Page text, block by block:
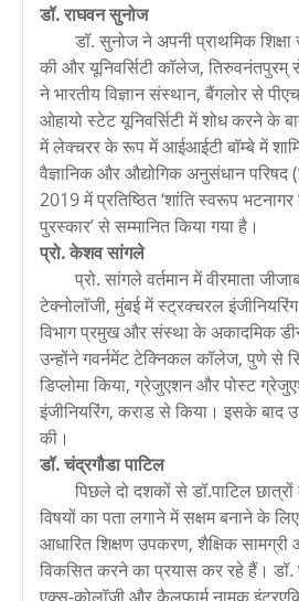
डॉ. राघवन सुनोज
डॉ. सुनोज ने अपनी प्राथमिक
की और यूनिवर्सिटी कॉलेज, तिरुवनंतपुरम्
ने भारतीय विज्ञान संस्थान, बैंगलोर से
ओहायो स्टेट यूनिवर्सिटी में शोध करने के
में लेक्चरर के रूप में आईआईटी बॉम्बे में
वैज्ञानिक और औद्योगिक अनुसंधान परिषद
2019 में प्रतिष्ठित ‘शांति स्वरूप भटनागर
पुरस्कार’ से सम्मानित किया गया है।
प्रो. केशव सांगले
प्रो. सांगले वर्तमान में वीरमाता
टेक्नोलॉजी, मुंबई में स्ट्रक्चरल
विभाग प्रमुख और संस्था के अकादमिक
उन्होंने गवर्नमेंट टेक्निकल कॉलेज, पुणे से
डिप्लोमा किया, ग्रेजुएशन और पोस्ट
इंजीनियरिंग, कराड से किया। इसके बाद
की।
डॉ. चंद्रगौडा पाटिल
पिछले दो दशकों से डॉ.पाटिल
विषयों का पता लगाने में सक्षम बनाने के लिए
आधारित शिक्षण उपकरण, शैक्षिक सामग्री
विकसित करने का प्रयास कर रहे हैं। डॉ.